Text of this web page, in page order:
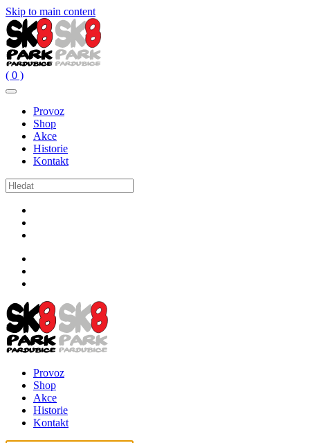
Skip to main content
( 0 )
Provoz
Shop
Akce
Historie
Kontakt
Provoz
Shop
Akce
Historie
Kontakt